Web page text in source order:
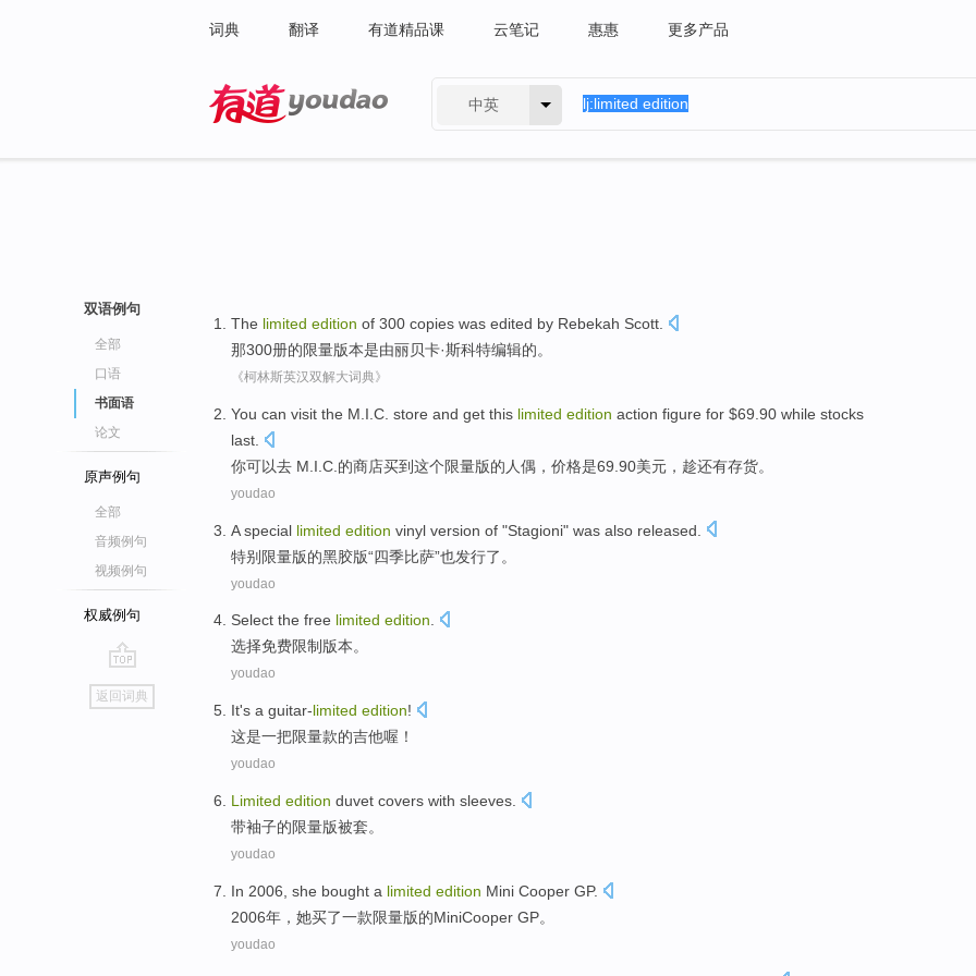
词典 翻译 有道精品课 云笔记 惠惠 更多产品
中英
双语例句
全部
口语
书面语
论文
原声例句
全部
音频例句
视频例句
权威例句
go
top
返回词典
The limited edition of 300 copies was edited by Rebekah Scott
那300册的限量版本是由丽贝卡·斯科特编辑的。
《柯林斯英汉双解大词典》
You can visit the M.I.C. store and get this limited edition action figure for $69.90 while stocks
last
你可以去 M.I.C. 的商店买到这个限量版的人偶，价格是69.90美元， 趁还有存货。
youdao
A special limited edition vinyl version of "Stagioni" was also released
特别限量版的黑胶版“四季比萨”也发行了 。
youdao
Select the free limited edition.
选择免费限制 版本。
youdao
It's a guitar-limited edition!
这是一把限量款的吉他喔！
youdao
Limited edition duvet covers with sleeves
带袖子的限量版被套。
youdao
In 2006, she bought a limited edition Mini Cooper GP.
2006年， 她买了一款限量版的MiniCooper GP。
youdao